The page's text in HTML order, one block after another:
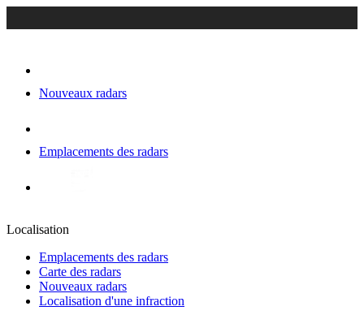
Nouveaux radars
Emplacements des radars
Localisation
Emplacements des radars
Carte des radars
Nouveaux radars
Localisation d'une infraction